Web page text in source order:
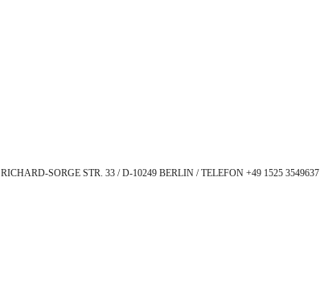
RICHARD-SORGE STR. 33 / D-10249 BERLIN / TELEFON +49 1525 3549637